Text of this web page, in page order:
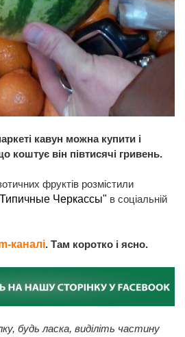
кавун можна купити і
коштує він півтисячі гривень.
фруктів розмістили
Черкассы" в соціальній
каналі. Там коротко і ясно.
будь ласка, виділіть частину